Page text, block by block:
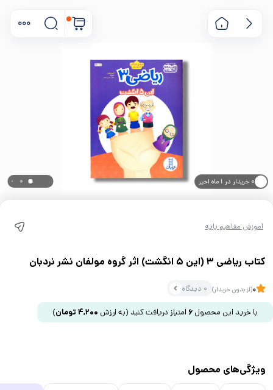
۰ خریدار در ۱ ماه اخیر
آموزش مفاهیم پایه
کتاب ریاضی 3 (این 5 انگشت) اثر گروه مولفان نشر نردبان
0(از بدون خریدار) 0 دیدگاه
با خرید این محصول 6 امتیاز دریافت کنید (به ارزش 4,200 تومان)
ویژگی‌های محصول